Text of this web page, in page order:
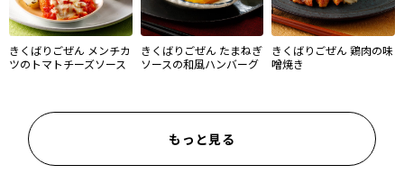
きくばりごぜん メンチカ
ツのトマトチーズソース
きくばりごぜん たまねぎ
ソースの和風ハンバーグ
きくばりごぜん 鶏肉の味
噌焼き
もっと見る